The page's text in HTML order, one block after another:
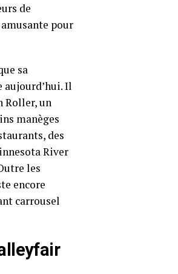
de
pour
sa
aujourd’hui. Il
Roller, un
manèges
des
River
les
encore
carrousel